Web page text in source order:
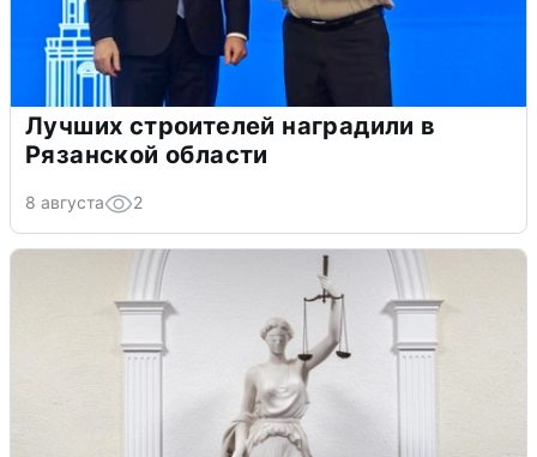
Лучших строителей наградили в
Рязанской области
8 августа 2